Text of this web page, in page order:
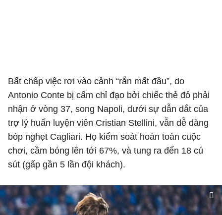
Bất chấp việc rơi vào cảnh “rắn mất đầu”, do
Antonio Conte bị cấm chỉ đạo bởi chiếc thẻ đỏ phải
nhận ở vòng 37, song Napoli, dưới sự dẫn dắt của
trợ lý huấn luyện viên Cristian Stellini, vẫn dễ dàng
bóp nghẹt Cagliari. Họ kiểm soát hoàn toàn cuộc
chơi, cầm bóng lên tới 67%, và tung ra đến 18 cú
sút (gấp gần 5 lần đội khách).